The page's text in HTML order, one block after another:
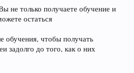
не только получаете обучение и
остаться
чтобы получать
задолго до того, как о них